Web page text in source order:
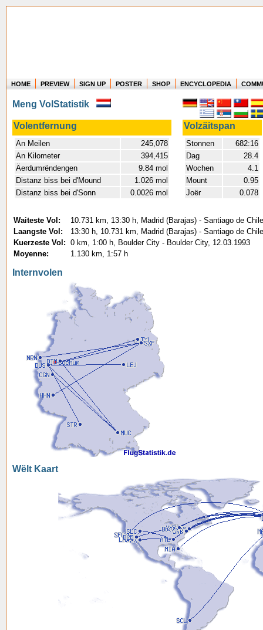
Where in the world have you flown?
How long have you been in the air?
Create your own FlightMemory and see!
HOME PREVIEW SIGN UP POSTER SHOP ENCYCLOPEDIA
Meng VolStatistik
Volentfernung Volzäitspan
An Meilen
245,078
An Kilometer
394,415
Äerdumrëndengen
9.84 mol
Distanz biss bei d'Mound
1.026 mol
Distanz biss bei d'Sonn
0.0026 mol
Stonnen
682:16
Dag
28.4
Wochen
4.1
Mount
0.95
Joër
0.078
Waiteste Vol:
10.731 km, 13:30 h, Madrid (Barajas) - Santiago de
Laangste Vol:
13:30 h, 10.731 km, Madrid (Barajas) - Santiago de
Kuerzeste Vol: 0 km, 1:00 h, Boulder City - Boulder City, 12.03.1993
Moyenne:
1.130 km, 1:57 h
Internvolen
Wëlt Kaart